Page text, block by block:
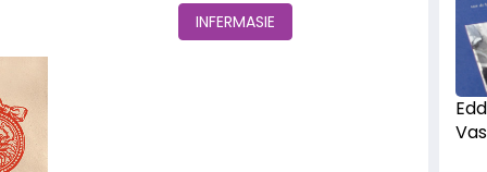
INFERMASIE